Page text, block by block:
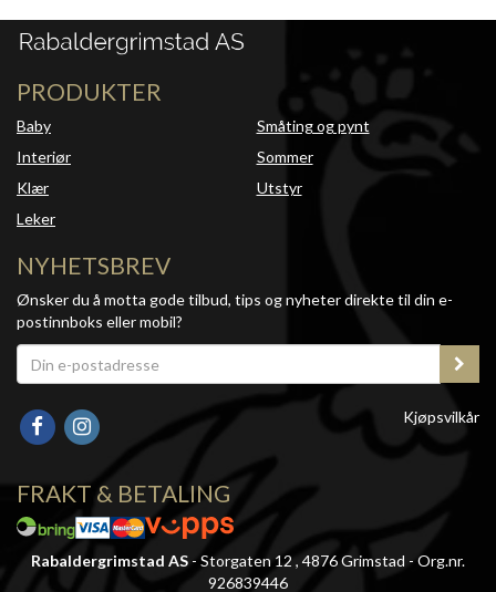
PRODUKTER
Baby
Interiør
Klær
Leker
Småting og pynt
Sommer
Utstyr
NYHETSBREV
Ønsker du å motta gode tilbud, tips og nyheter direkte til din e-
postinnboks eller mobil?
Kjøpsvilkår
FRAKT & BETALING
Rabaldergrimstad AS - Storgaten 12 , 4876 Grimstad - Org.nr.
926839446